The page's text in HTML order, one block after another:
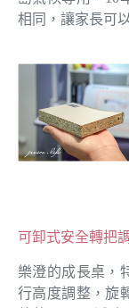
相同，讓家長可
可卸式安全轉把
樂澄的成長桌，
行高度調整，旋